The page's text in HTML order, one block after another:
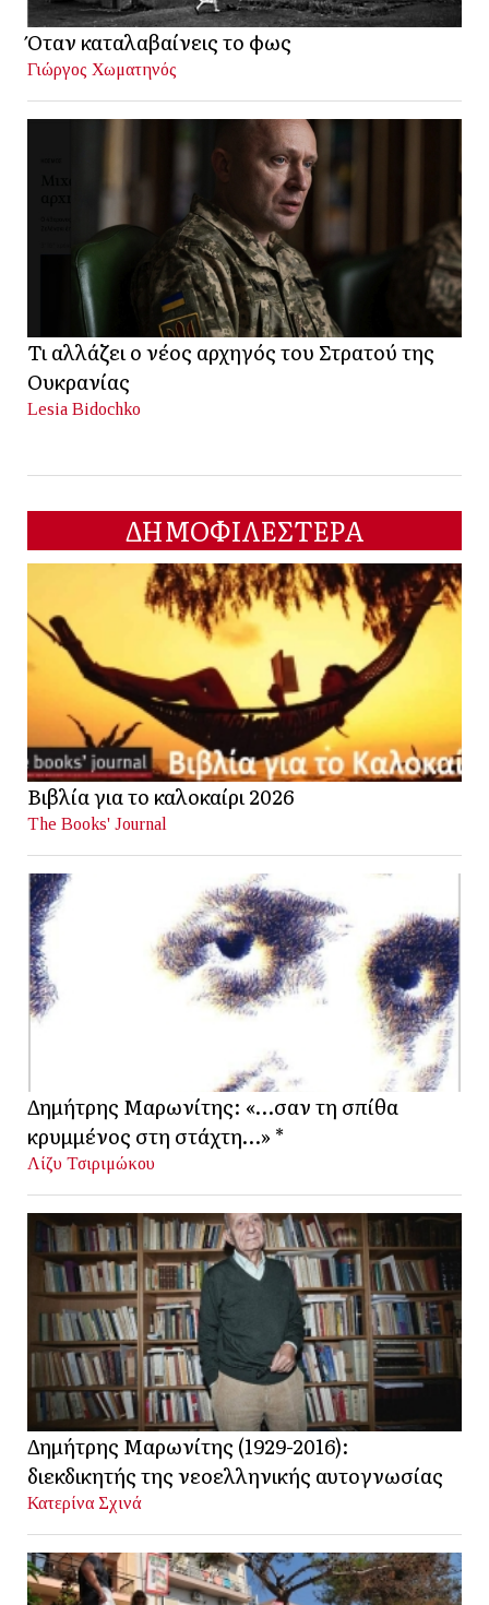
Όταν καταλαβαίνεις το φως
Γιώργος Χωματηνός
Τι αλλάζει ο νέος αρχηγός του Στρατού της
Ουκρανίας
Lesia Bidochko
ΔΗΜΟΦΙΛΕΣΤΕΡΑ
Βιβλία για το καλοκαίρι 2026
The Books' Journal
Δημήτρης Μαρωνίτης: «…σαν τη σπίθα
κρυμμένος στη στάχτη…» *
Λίζυ Τσιριμώκου
Δημήτρης Μαρωνίτης (1929-2016):
διεκδικητής της νεοελληνικής αυτογνωσίας
Κατερίνα Σχινά